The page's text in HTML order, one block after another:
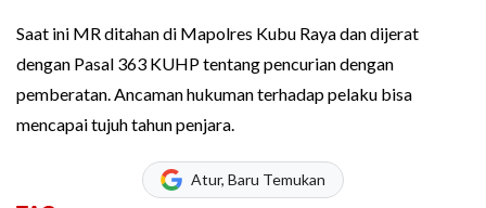
Saat ini MR ditahan di Mapolres Kubu Raya dan dijerat
dengan Pasal 363 KUHP tentang pencurian dengan
pemberatan. Ancaman hukuman terhadap pelaku bisa
mencapai tujuh tahun penjara.
Atur, Baru Temukan